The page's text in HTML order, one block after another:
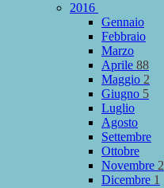
2016
Gennaio
Febbraio
Marzo
Aprile 88
Maggio 2
Giugno 5
Luglio
Agosto
Settembre
Ottobre
Novembre 2
Dicembre 1